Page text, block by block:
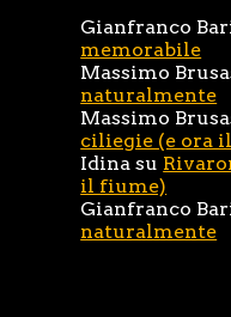
Gianfranco
memorabile
Massimo
naturalmente
Massimo
ciliegie (e ora
Idina su
il fiume)
Gianfranco
naturalmente